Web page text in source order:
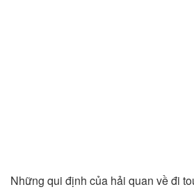
Những qui định của hải quan về đi